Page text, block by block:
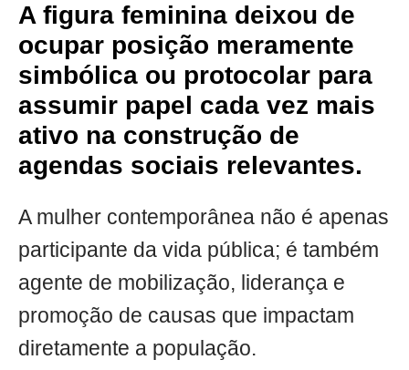
A figura feminina deixou de
ocupar posição meramente
simbólica ou protocolar para
assumir papel cada vez mais
ativo na construção de
agendas sociais relevantes.
A mulher contemporânea não é apenas
participante da vida pública; é também
agente de mobilização, liderança e
promoção de causas que impactam
diretamente a população.